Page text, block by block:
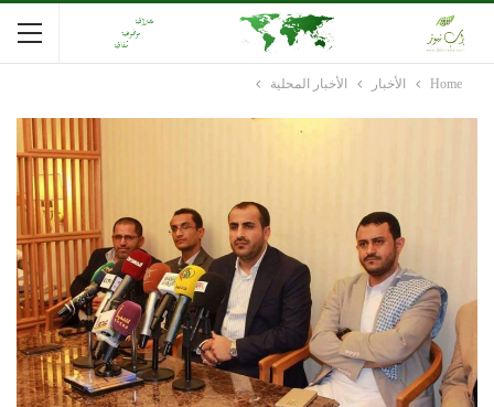
Home الأخبار الأخبار المحلية